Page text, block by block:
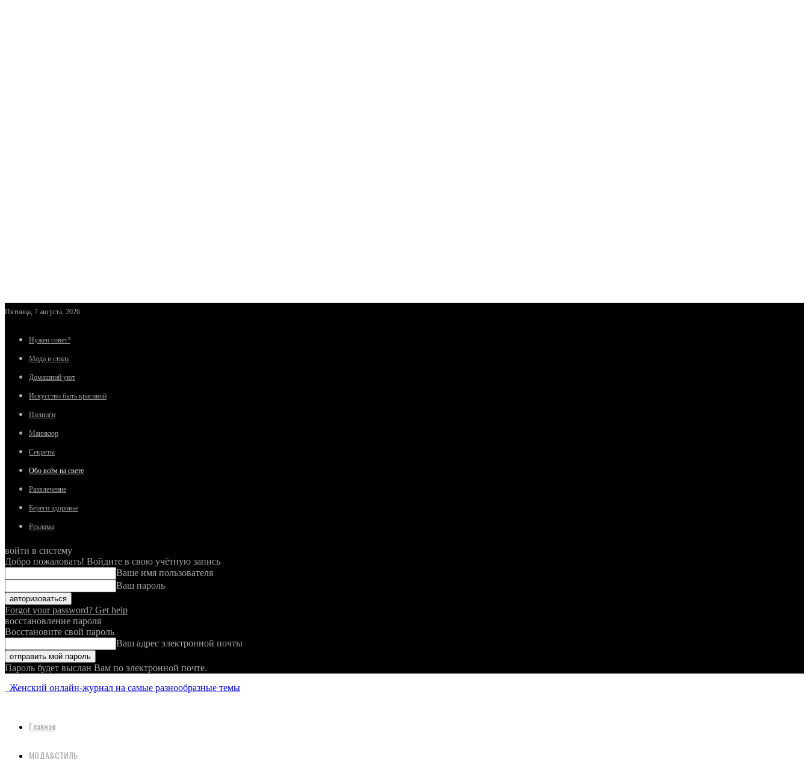
Пятница, 7 августа, 2026
Нужен совет?
Мода и стиль
Домашний уют
Искусство быть красивой
Пилинги
Маникюр
Секреты
Обо всём на свете
Развлечение
Береги здоровье
Реклама
войти в систему
Добро пожаловать! Войдите в свою учётную запись
Ваше имя пользователя
Ваш пароль
Forgot your password? Get help
восстановление пароля
Восстановите свой пароль
Ваш адрес электронной почты
Пароль будет выслан Вам по электронной почте.
Женский онлайн-журнал на самые разнообразные темы
Главная
МОДА&СТИЛЬ